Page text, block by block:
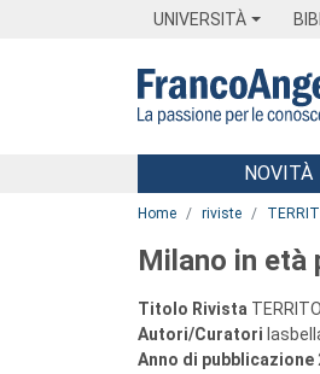
UNIVERSITÀ
Menu
NOVITÀ
Home riviste
Milano in età
Titolo Rivista
Autori/Curatori
Anno di pubblicazione